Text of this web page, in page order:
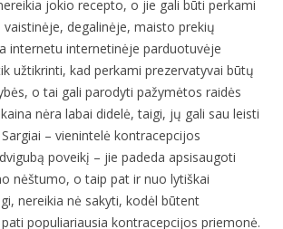
jokio recepto, o jie gali būti perkami
vaistinėje, degalinėje, maisto prekių
internetu internetinėje parduotuvėje
užtikrinti, kad perkami prezervatyvai būtų
o tai gali parodyti pažymėtos raidės
nėra labai didelė, taigi, jų gali sau leisti
– vienintelė kontracepcijos
poveikį – jie padeda apsisaugoti
nėštumo, o taip pat ir nuo lytiškai
nereikia nė sakyti, kodėl būtent
populiariausia kontracepcijos priemonė.